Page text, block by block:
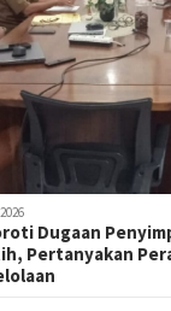
Dugaan
Pertanyakan